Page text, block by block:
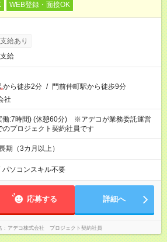
WEB登録・面接OK
給あり
給
から徒歩2分 / 門前仲町駅から徒歩9分
社
働:7時間) (休憩60分) ※アデコが業務委託運営
のプロジェクト契約社員です
期（3カ月以上）
パソコンスキル不要
応募する 詳細へ
アデコ株式会社 プロジェクト契約社員